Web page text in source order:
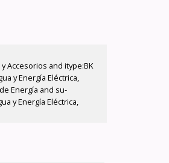
Accesorios and itype:BK
y Energía Eléctrica,
Energía and su-
y Energía Eléctrica,